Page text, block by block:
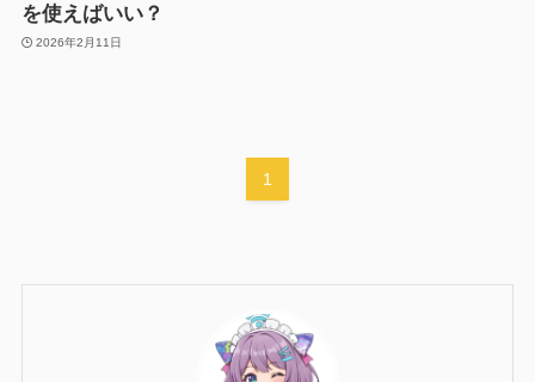
を使えばいい？
2026年2月11日
1